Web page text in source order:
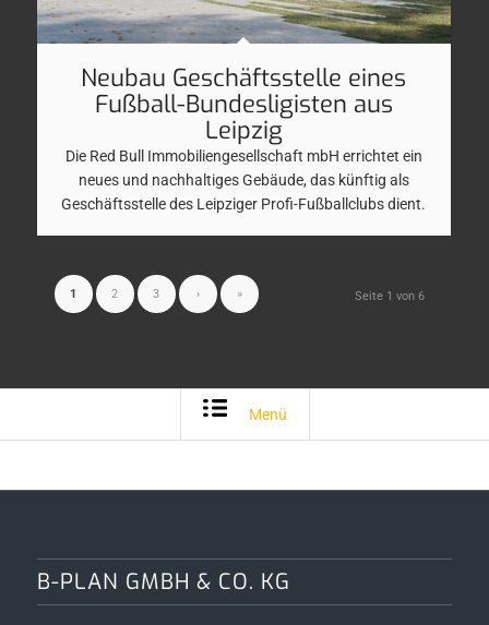
Neubau Geschäftsstelle eines
Fußball-Bundesligisten aus
Leipzig
Die Red Bull Immobiliengesellschaft mbH errichtet ein
neues und nachhaltiges Gebäude, das künftig als
Geschäftsstelle des Leipziger Profi-Fußballclubs dient.
Seite 1 von 6
1 2 3 › »
Menü
B-PLAN GMBH & CO. KG